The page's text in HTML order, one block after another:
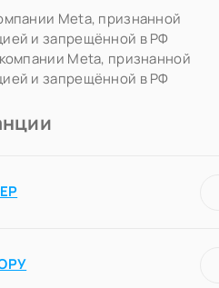
Meta, признанной
и запрещённой в РФ
Meta, признанной
и запрещённой в РФ